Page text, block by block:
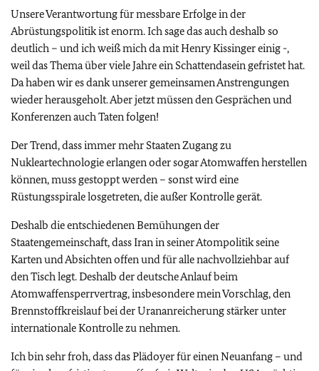
Unsere Verantwortung für messbare Erfolge in der
Abrüstungspolitik ist enorm. Ich sage das auch deshalb so
deutlich – und ich weiß mich da mit Henry Kissinger einig -,
weil das Thema über viele Jahre ein Schattendasein gefristet hat.
Da haben wir es dank unserer gemeinsamen Anstrengungen
wieder herausgeholt. Aber jetzt müssen den Gesprächen und
Konferenzen auch Taten folgen!
Der Trend, dass immer mehr Staaten Zugang zu
Nukleartechnologie erlangen oder sogar Atomwaffen herstellen
können, muss gestoppt werden – sonst wird eine
Rüstungsspirale losgetreten, die außer Kontrolle gerät.
Deshalb die entschiedenen Bemühungen der
Staatengemeinschaft, dass Iran in seiner Atompolitik seine
Karten und Absichten offen und für alle nachvollziehbar auf
den Tisch legt. Deshalb der deutsche Anlauf beim
Atomwaffensperrvertrag, insbesondere mein Vorschlag, den
Brennstoffkreislauf bei der Urananreicherung stärker unter
internationale Kontrolle zu nehmen.
Ich bin sehr froh, dass das Plädoyer für einen Neuanfang – und